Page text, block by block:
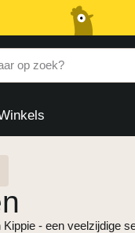
op zoek?
- een veelzijdige